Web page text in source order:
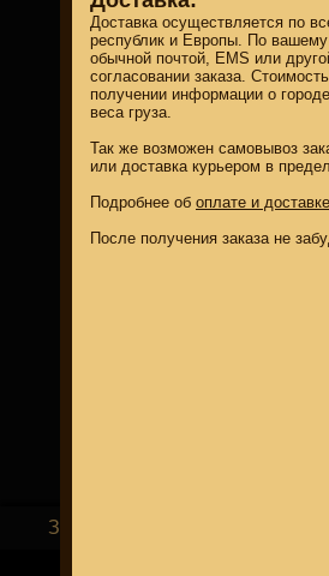
Доставка осуществляется по
республик и Европы. По
обычной почтой, EMS или
согласовании заказа.
получении информации о
веса груза.
Так же возможен самовывоз
или доставка курьером в
Подробнее об оплате и доставке
После получения заказа не
ЗАПЧАСТИ НОВЫЕ